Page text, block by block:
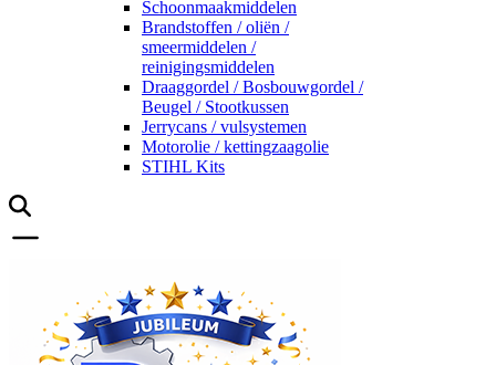
Schoonmaakmiddelen
Brandstoffen / oliën /
smeermiddelen /
reinigingsmiddelen
Draaggordel / Bosbouwgordel /
Beugel / Stootkussen
Jerrycans / vulsystemen
Motorolie / kettingzaagolie
STIHL Kits